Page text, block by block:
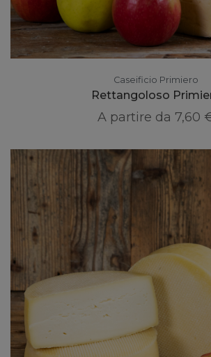
Caseificio Primiero
Rettangoloso
A partire da 7,60